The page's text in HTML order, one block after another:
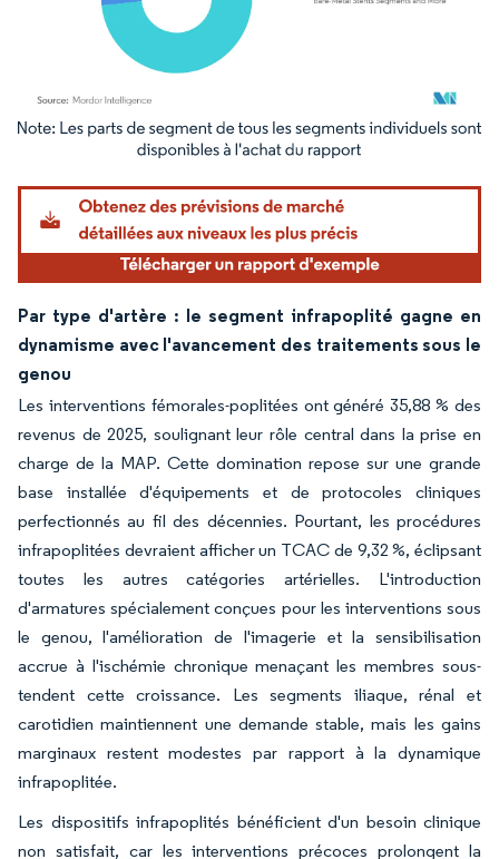
Image © Mordor Intelligence. La réutilisation nécessite une attribution sous CC BY
Par type d'artère : le segment infrapoplité gagne en
dynamisme avec l'avancement des traitements sous le
genou
Les interventions fémorales-poplitées ont généré 35,88 % des
revenus de 2025, soulignant leur rôle central dans la prise en
charge de la MAP. Cette domination repose sur une grande
base installée d'équipements et de protocoles cliniques
perfectionnés au fil des décennies. Pourtant, les procédures
infrapoplitées devraient afficher un TCAC de 9,32 %, éclipsant
toutes les autres catégories artérielles. L'introduction
d'armatures spécialement conçues pour les interventions sous
le genou, l'amélioration de l'imagerie et la sensibilisation
accrue à l'ischémie chronique menaçant les membres sous-
tendent cette croissance. Les segments iliaque, rénal et
carotidien maintiennent une demande stable, mais les gains
marginaux restent modestes par rapport à la dynamique
infrapoplitée.
Les dispositifs infrapoplités bénéficient d'un besoin clinique
non satisfait, car les interventions précoces prolongent la